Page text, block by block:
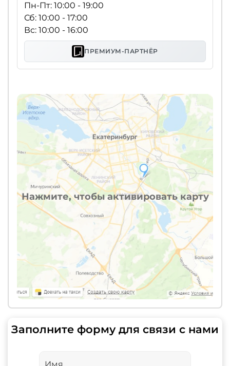
Нажмите, чтобы активировать карту
Пн-Пт: 10:00 - 19:00
Сб: 10:00 - 17:00
Вс: 10:00 - 16:00
ПРЕМИУМ-ПАРТНЁР
Заполните форму для связи с нами